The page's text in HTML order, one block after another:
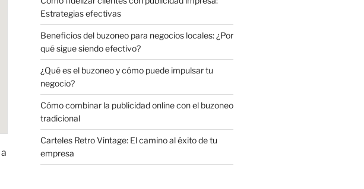
a
Estrategias efectivas
Beneficios del buzoneo para negocios locales: ¿Por
qué sigue siendo efectivo?
¿Qué es el buzoneo y cómo puede impulsar tu
negocio?
Cómo combinar la publicidad online con el buzoneo
tradicional
Carteles Retro Vintage: El camino al éxito de tu
empresa